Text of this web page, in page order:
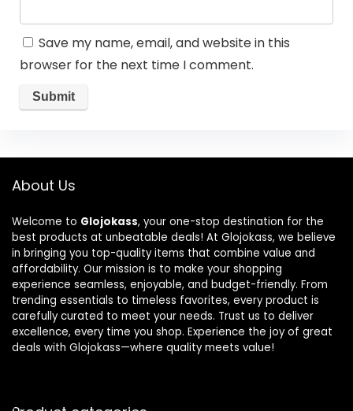
Save my name, email, and website in this
browser for the next time I comment.
About Us
Welcome to Glojokass, your one-stop destination for the
best products at unbeatable deals! At Glojokass, we believe
in bringing you top-quality items that combine value and
affordability. Our mission is to make your shopping
experience seamless, enjoyable, and budget-friendly. From
trending essentials to timeless favorites, every product is
carefully curated to meet your needs. Trust us to deliver
excellence, every time you shop. Experience the joy of great
deals with Glojokass—where quality meets value!